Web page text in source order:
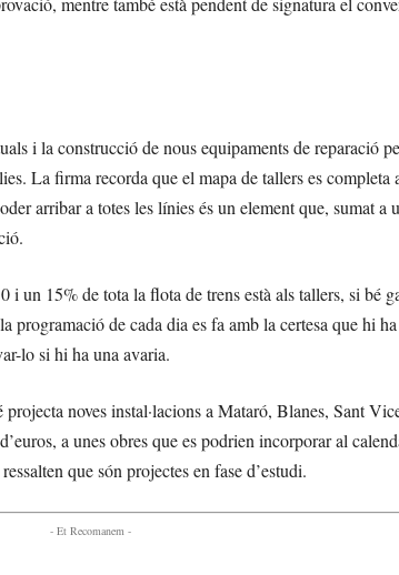
i la construcció de nous equipaments de reparació
La firma recorda que el mapa de tallers es
arribar a totes les línies és un element que, sumat a
i un 15% de tota la flota de trens està als tallers, si bé
programació de cada dia es fa amb la certesa que hi
lo si hi ha una avaria.
noves instal·lacions a Mataró, Blanes, Sant
a unes obres que es podrien incorporar al
que són projectes en fase d’estudi.
- Et Recomanem -